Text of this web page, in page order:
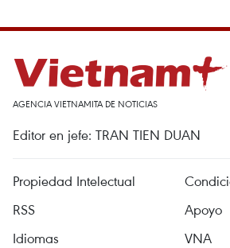
AGENCIA VIETNAMITA DE NOTICIAS
Editor en jefe: TRAN TIEN DUAN
Propiedad Intelectual
RSS
Apoyo
Idiomas
VNA